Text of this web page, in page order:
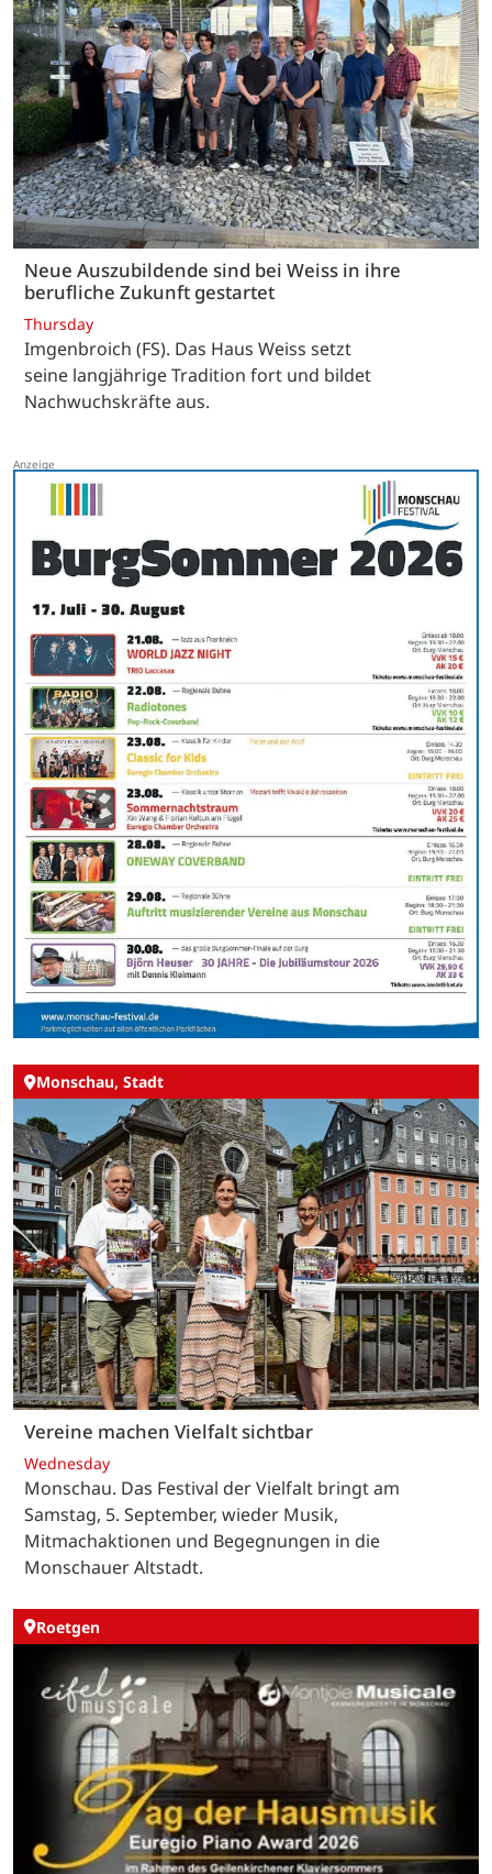
Neue Auszubildende sind bei Weiss in ihre
berufliche Zukunft gestartet
Thursday
Imgenbroich (FS). Das Haus Weiss setzt
seine langjährige Tradition fort und bildet
Nachwuchskräfte aus.
Monschau, Stadt
Vereine machen Vielfalt sichtbar
Wednesday
Monschau. Das Festival der Vielfalt bringt am
Samstag, 5. September, wieder Musik,
Mitmachaktionen und Begegnungen in die
Monschauer Altstadt.
Roetgen